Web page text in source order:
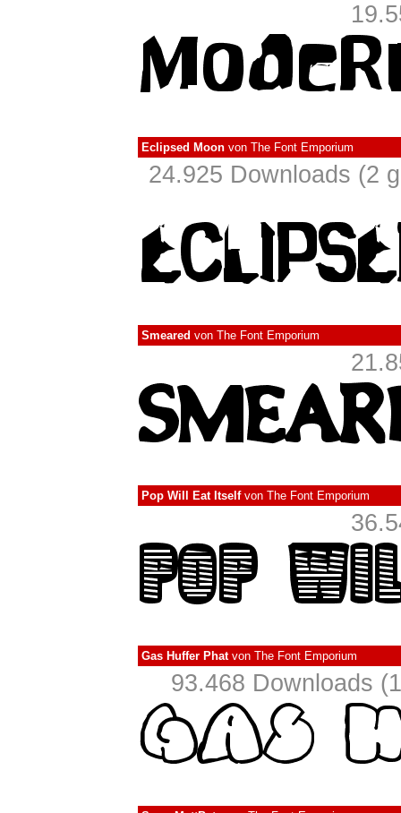
Eclipsed Moon von The Font Emporium
24.925 Downloads (2
Smeared von The Font Emporium
Pop Will Eat Itselfvon The Font Emporium
Gas Huffer Phatvon The Font Emporium
93.468 Downloads